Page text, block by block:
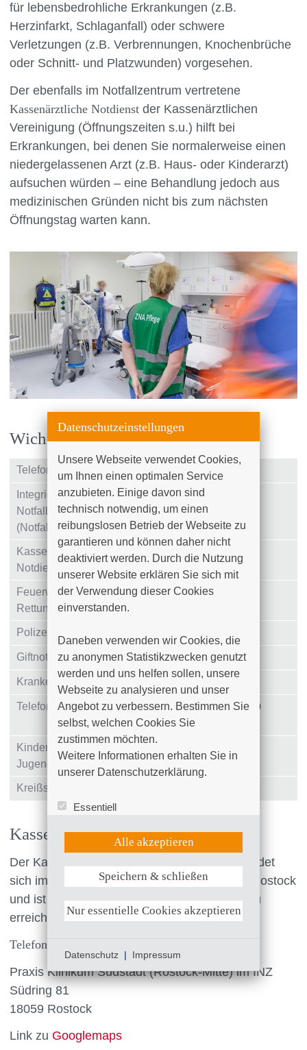
für lebensbedrohliche Erkrankungen (z.B.
Herzinfarkt, Schlaganfall) oder schwere
Verletzungen (z.B. Verbrennungen, Knochenbrüche
oder Schnitt- und Platzwunden) vorgesehen.
Der ebenfalls im Notfallzentrum vertretene
Kassenärztliche Notdienst der Kassenärztlichen
Vereinigung (Öffnungszeiten s.u.) hilft bei
Erkrankungen, bei denen Sie normalerweise einen
niedergelassenen Arzt (z.B. Haus- oder Kinderarzt)
aufsuchen würden – eine Behandlung jedoch aus
medizinischen Gründen nicht bis zum nächsten
Öffnungstag warten kann.
Wichtige Telefonnummern
Telefonzentrale +49 (0)381 4401 – 0
Integriertes
Notfallzentrum
(Notfalltresen)
+49 (0)381 4401 – 7667
Kassenärztlicher
Notdienst
116 117
Feuerwehr und
Rettungsdienst
112
Polizei
Giftnotruf Erfurt +49 (0)361 730 730
Krankentransporte
Telefonseelsorge
+49 (0)800 111 0 111 / +49
(0)800 111 0 222
Kinder- und
Jugendtelefon
Kreißsaal
Kassenärztlicher Notdienst
Der Kassenärztliche Bereitschaftsdienst befindet
sich im Erdgeschoss des Klinikum Südstadt Rostock
und ist über den Haupt- und Seiteneingang zu
erreichen.
Telefonnr.: 116 117
Praxis Klinikum Südstadt (Rostock-Mitte) im INZ
Südring 81
18059 Rostock
Link zu Googlemaps
Datenschutzeinstellungen
Unsere Webseite verwendet Cookies,
um Ihnen einen optimalen Service
anzubieten. Einige davon sind
technisch notwendig, um einen
reibungslosen Betrieb der Webseite zu
garantieren und können daher nicht
deaktiviert werden. Durch die Nutzung
unserer Website erklären Sie sich mit
der Verwendung dieser Cookies
einverstanden.
Daneben verwenden wir Cookies, die
zu anonymen Statistikzwecken genutzt
werden und uns helfen sollen, unsere
Webseite zu analysieren und unser
Angebot zu verbessern. Bestimmen Sie
selbst, welchen Cookies Sie
zustimmen möchten.
Weitere Informationen erhalten Sie in
unserer Datenschutzerklärung.
Essentiell
UX (Hotjar)
Weitere Informationen anzeigen
Alle akzeptieren
Speichern & schließen
Nur essentielle Cookies akzeptieren
Datenschutz | Impressum